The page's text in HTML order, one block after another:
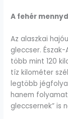
A fehér
Az alaszkai
gleccser.
több mint 120
tíz kilométer
legtöbb
hanem
gleccsernek” is